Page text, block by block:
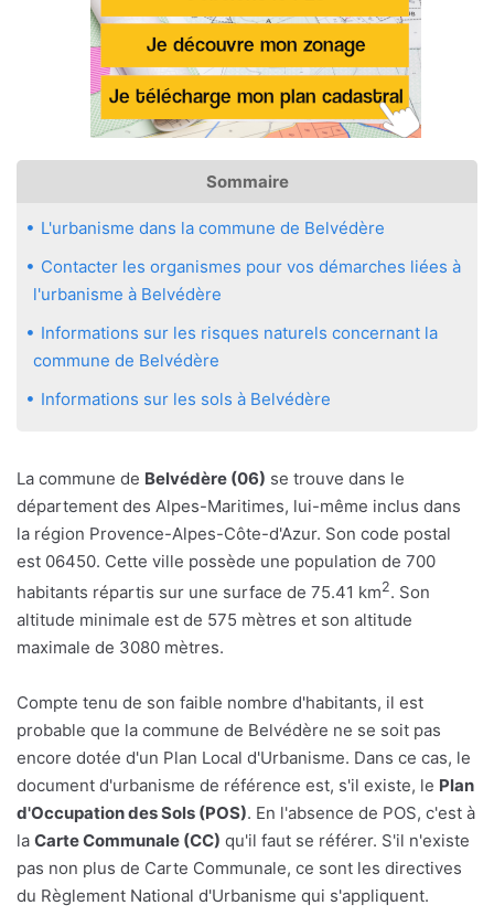
Sommaire
L'urbanisme dans la commune de Belvédère
Contacter les organismes pour vos démarches liées à
l'urbanisme à Belvédère
Informations sur les risques naturels concernant la
commune de Belvédère
Informations sur les sols à Belvédère
La commune de Belvédère (06) se trouve dans le
département des Alpes-Maritimes, lui-même inclus dans
la région Provence-Alpes-Côte-d'Azur. Son code postal
est 06450. Cette ville possède une population de 700
habitants répartis sur une surface de 75.41 km2. Son
altitude minimale est de 575 mètres et son altitude
maximale de 3080 mètres.
Compte tenu de son faible nombre d'habitants, il est
probable que la commune de Belvédère ne se soit pas
encore dotée d'un Plan Local d'Urbanisme. Dans ce cas, le
document d'urbanisme de référence est, s'il existe, le Plan
d'Occupation des Sols (POS). En l'absence de POS, c'est à
la Carte Communale (CC) qu'il faut se référer. S'il n'existe
pas non plus de Carte Communale, ce sont les directives
du Règlement National d'Urbanisme qui s'appliquent.